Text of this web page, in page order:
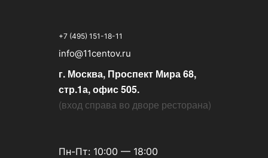
+7 (495) 151-18-11
info@11centov.ru
г. Москва, Проспект Мира 68,
стр.1а, офис 505.
(вход справа во дворе ресторана)
Пн-Пт: 10:00 — 18:00